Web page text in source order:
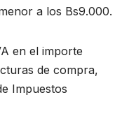
a los Bs9.000.
en el importe
de compra,
Impuestos